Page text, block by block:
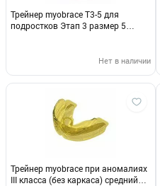
Трейнер myobrace T3-5 для
подростков Этап 3 размер 5
Нет в наличии
Трейнер myobrace при аномалиях
III класса (без каркаса) средний